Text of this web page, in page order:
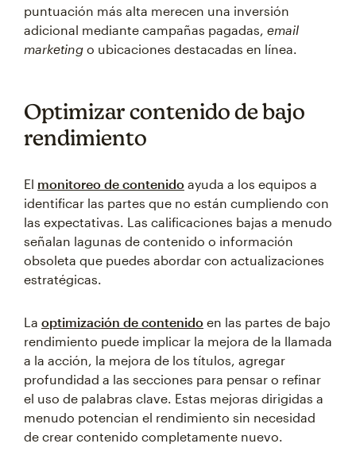
puntuación más alta merecen una inversión
adicional mediante campañas pagadas, email
marketing o ubicaciones destacadas en línea.
Optimizar contenido de bajo
rendimiento
El monitoreo de contenido ayuda a los equipos a
identificar las partes que no están cumpliendo con
las expectativas. Las calificaciones bajas a menudo
señalan lagunas de contenido o información
obsoleta que puedes abordar con actualizaciones
estratégicas.
La optimización de contenido en las partes de bajo
rendimiento puede implicar la mejora de la llamada
a la acción, la mejora de los títulos, agregar
profundidad a las secciones para pensar o refinar
el uso de palabras clave. Estas mejoras dirigidas a
menudo potencian el rendimiento sin necesidad
de crear contenido completamente nuevo.